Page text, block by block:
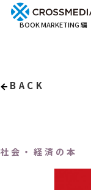
BOOK MARKETING 編
BACK
社会・経済の本